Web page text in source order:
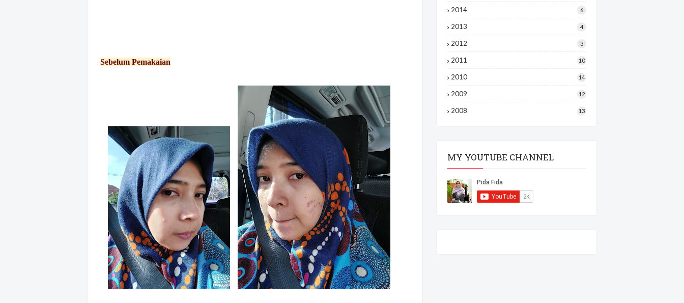
Sebelum Pemakaian
2014 6
2013 4
2012 3
2011 10
2010 14
2009 12
2008 13
MY YOUTUBE CHANNEL